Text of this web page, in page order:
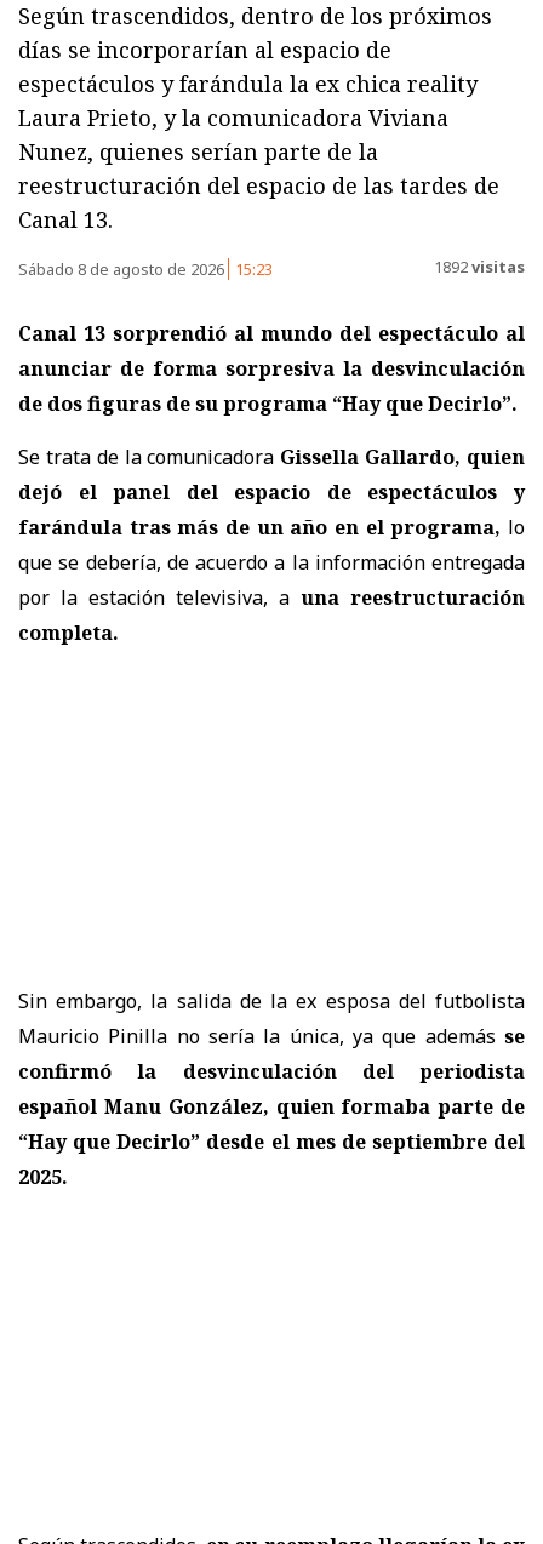
Según trascendidos, dentro de los próximos
días se incorporarían al espacio de
espectáculos y farándula la ex chica reality
Laura Prieto, y la comunicadora Viviana
Nunez, quienes serían parte de la
reestructuración del espacio de las tardes de
Canal 13.
Sábado 8 de agosto de 2026 15:23 1892visitas
Canal 13 sorprendió al mundo del espectáculo al
anunciar de forma sorpresiva la desvinculación
de dos figuras de su programa “Hay que Decirlo”.
Se trata de la comunicadora Gissella Gallardo, quien
dejó el panel del espacio de espectáculos y
farándula tras más de un año en el programa, lo
que se debería, de acuerdo a la información entregada
por la estación televisiva, a una reestructuración
completa.
Sin embargo, la salida de la ex esposa del futbolista
Mauricio Pinilla no sería la única, ya que además se
confirmó la desvinculación del periodista
español Manu González, quien formaba parte de
“Hay que Decirlo” desde el mes de septiembre del
2025.